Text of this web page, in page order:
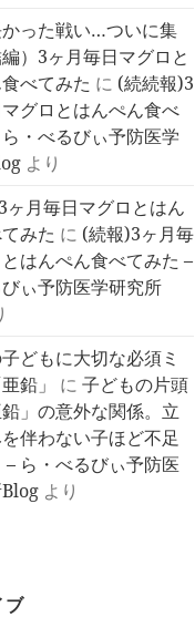
った戦い…ついに集
）3ヶ月毎日マグロと
べてみた に (続続報)3
グロとはんぺん食べ
・べるびぃ予防医学
より
ヶ月毎日マグロとはん
みた に (続報)3ヶ月毎
はんぺん食べてみた –
ぃ予防医学研究所
どもに大切な必須ミ
鉛」
に子どもの片頭
」の意外な関係。立
伴わない子ほど不足
– ら・べるびぃ予防医
より
ブ